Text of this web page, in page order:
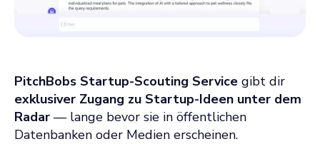
PitchBobs Startup-Scouting Service gibt dir
exklusiver Zugang zu Startup-Ideen unter dem
Radar — lange bevor sie in öffentlichen
Datenbanken oder Medien erscheinen.